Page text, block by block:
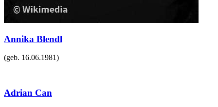
Annika Blendl
(geb. 16.06.1981)
Adrian Can